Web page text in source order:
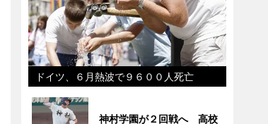
ドイツ、６月熱波で９６００人死亡
神村学園が２回戦へ 高校